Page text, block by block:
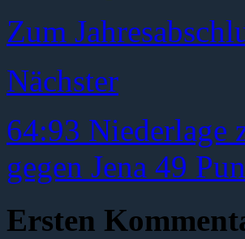
Zum
Nächster
64:93 Niederlage
gegen Jena 49
Ersten